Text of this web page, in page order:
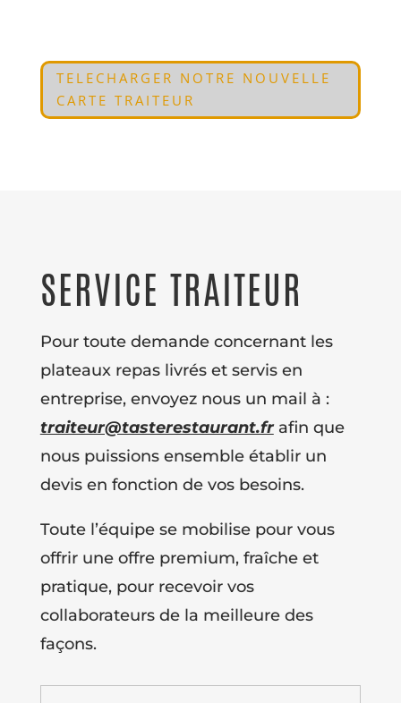
TELECHARGER NOTRE NOUVELLE
CARTE TRAITEUR
SERVICE TRAITEUR
Pour toute demande concernant les
plateaux repas livrés et servis en
entreprise, envoyez nous un mail à :
traiteur@tasterestaurant.fr afin que
nous puissions ensemble établir un
devis en fonction de vos besoins.
Toute l’équipe se mobilise pour vous
offrir une offre premium, fraîche et
pratique, pour recevoir vos
collaborateurs de la meilleure des
façons.